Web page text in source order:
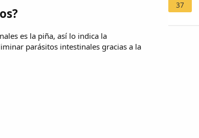
es la piña, así lo indica la
parásitos intestinales gracias a la
37